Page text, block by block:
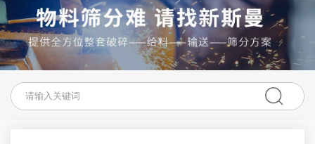
生产发货
客户案例
服务支持